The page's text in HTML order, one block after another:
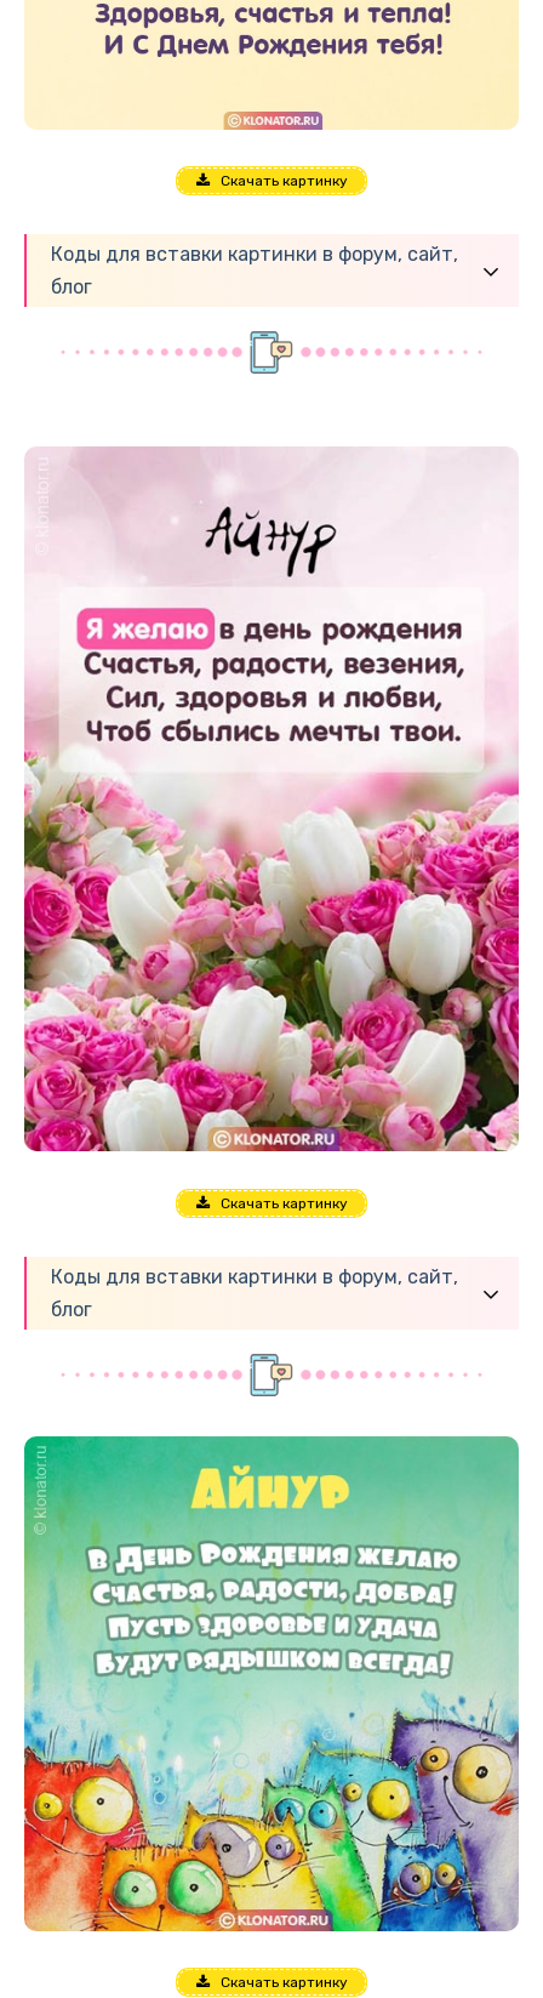
Скачать картинку
Коды для вставки картинки в форум, сайт,
блог
Скачать картинку
Коды для вставки картинки в форум, сайт,
блог
Скачать картинку